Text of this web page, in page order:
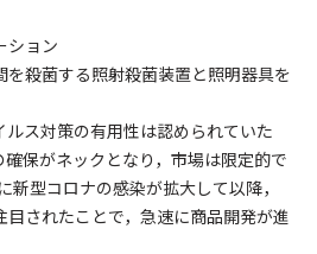
ション
殺菌する照射殺菌装置と照明器具を
ス対策の有用性は認められていた
保がネックとなり，市場は限定的で
新型コロナの感染が拡大して以降，
されたことで，急速に商品開発が進